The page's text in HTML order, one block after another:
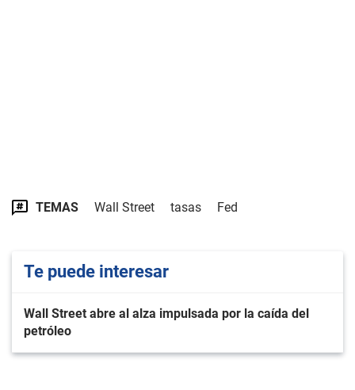
TEMAS Wall Street tasas Fed
Te puede interesar
Wall Street abre al alza impulsada por la caída del
petróleo